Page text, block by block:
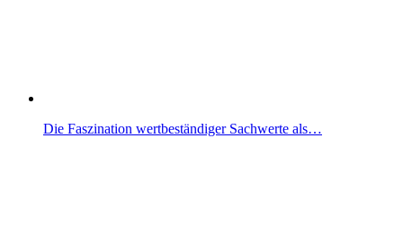
Die Faszination wertbeständiger Sachwerte als…